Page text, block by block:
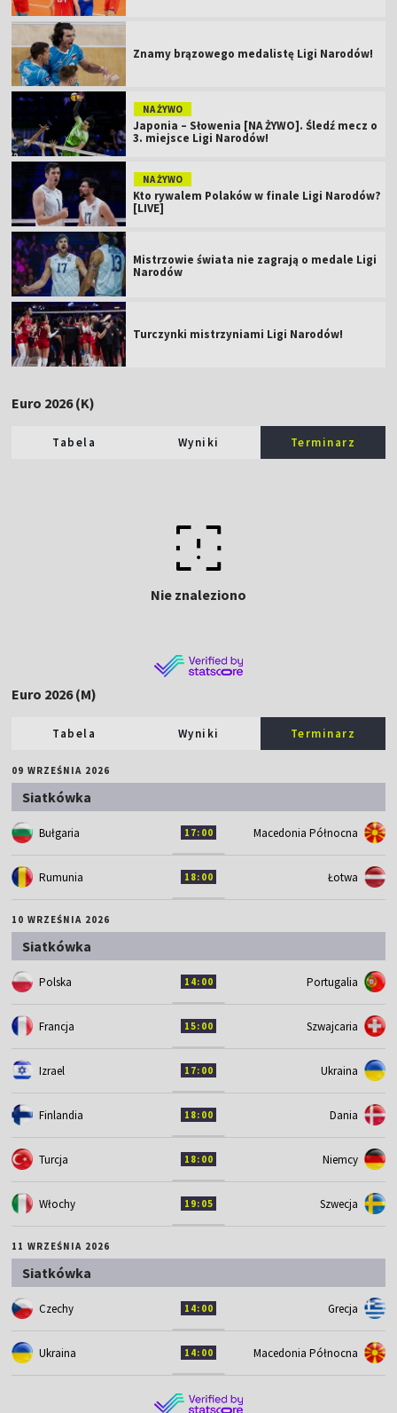
Znamy brązowego medalistę Ligi Narodów!
NA ŻYWO
Japonia – Słowenia [NA ŻYWO]. Śledź mecz o
3. miejsce Ligi Narodów!
NA ŻYWO
Kto rywalem Polaków w finale Ligi Narodów?
[LIVE]
Mistrzowie świata nie zagrają o medale Ligi
Narodów
Turczynki mistrzyniami Ligi Narodów!
Euro 2026 (K)
Tabela Wyniki Terminarz
Nie znaleziono
Euro 2026 (M)
Tabela Wyniki Terminarz
09 WRZEŚNIA 2026
Siatkówka
Bułgaria 17:00 Macedonia Północna
Rumunia 18:00 Łotwa
10 WRZEŚNIA 2026
Siatkówka
Polska 14:00 Portugalia
Francja 15:00 Szwajcaria
Izrael 17:00 Ukraina
Finlandia 18:00 Dania
Turcja 18:00 Niemcy
Włochy 19:05 Szwecja
11 WRZEŚNIA 2026
Siatkówka
Czechy 14:00 Grecja
Ukraina 14:00 Macedonia Północna